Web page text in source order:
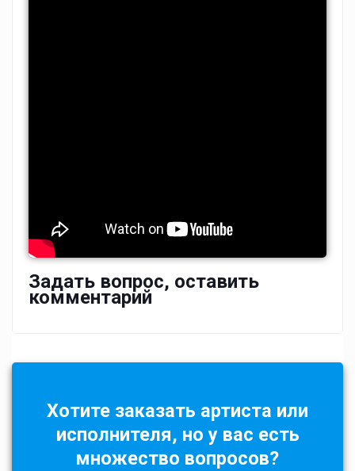
Задать вопрос, оставить
комментарий
Хотите заказать артиста или
исполнителя, но у вас есть
множество вопросов?